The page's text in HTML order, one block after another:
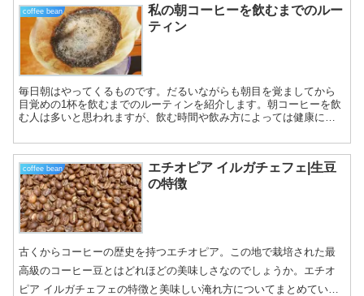
coffee bean
私の朝コーヒーを飲むまでのルー
ティン
毎日朝はやってくるものです。だるいながらも朝目を覚ましてから
目覚めの1杯を飲むまでのルーティンを紹介します。朝コーヒーを飲
む人は多いと思われますが、飲む時間や飲み方によっては健康に害
coffee bean
エチオピア イルガチェフェ|生豆
の特徴
古くからコーヒーの歴史を持つエチオピア。この地で栽培された最
高級のコーヒー豆とはどれほどの美味しさなのでしょうか。エチオ
ピア イルガチェフェの特徴と美味しい淹れ方についてまとめていま